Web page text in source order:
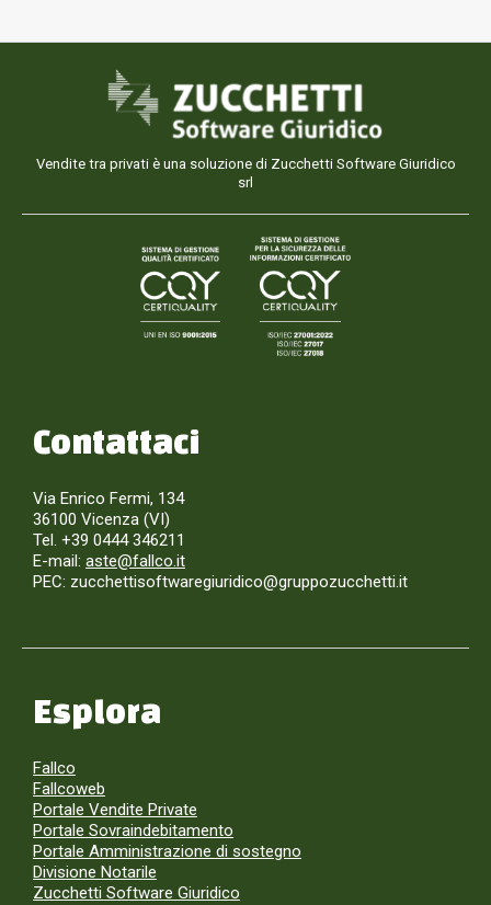
Vendite tra privati è una soluzione di Zucchetti Software Giuridico
srl
Contattaci
Via Enrico Fermi, 134
36100 Vicenza (VI)
Tel. +39 0444 346211
E-mail: aste@fallco.it
PEC: zucchettisoftwaregiuridico@gruppozucchetti.it
Esplora
Fallco
Fallcoweb
Portale Vendite Private
Portale Sovraindebitamento
Portale Amministrazione di sostegno
Divisione Notarile
Zucchetti Software Giuridico